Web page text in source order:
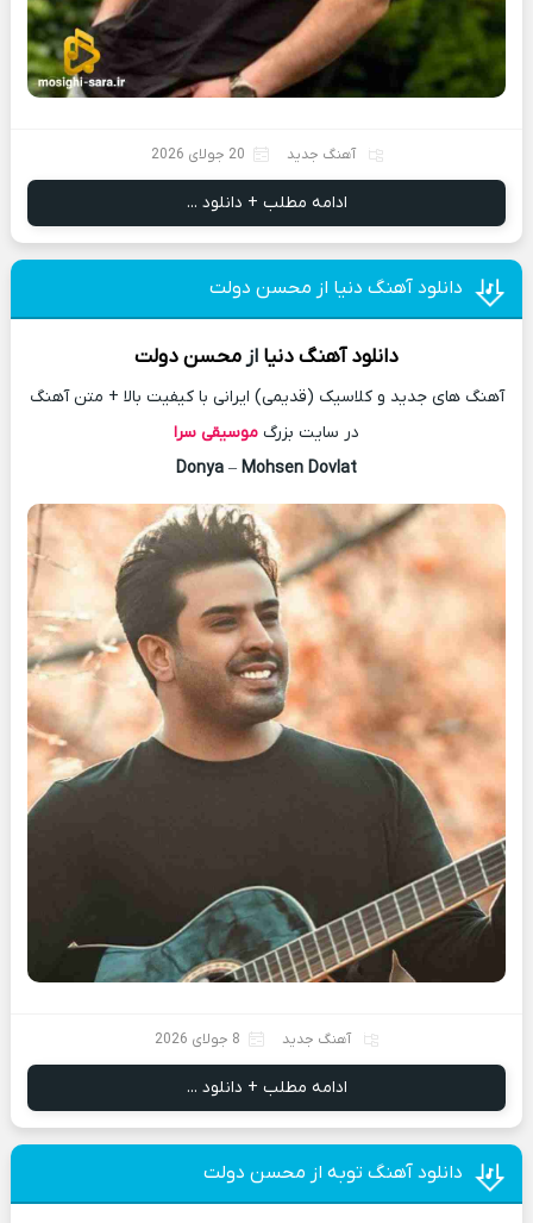
آهنگ جدید 20 جولای 2026
ادامه مطلب + دانلود ...
دانلود آهنگ دنیا از محسن دولت
دانلود آهنگدنیا ازمحسن دولت
آهنگ های جدید و کلاسیک (قدیمی) ایرانی با کیفیت بالا + متن آهنگ
در سایت بزرگ موسیقی سرا
Donya – Mohsen Dovlat
آهنگ جدید 8 جولای 2026
ادامه مطلب + دانلود ...
دانلود آهنگ توبه از محسن دولت